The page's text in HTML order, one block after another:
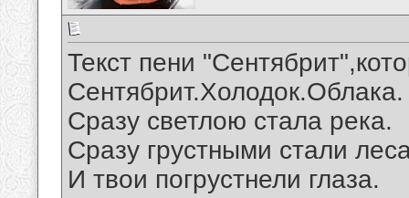
Текст пени
Сентябрит.Холодок.Облака.
Сразу светлою стала река.
Сразу грустными стали
И твои погрустнели глаза.